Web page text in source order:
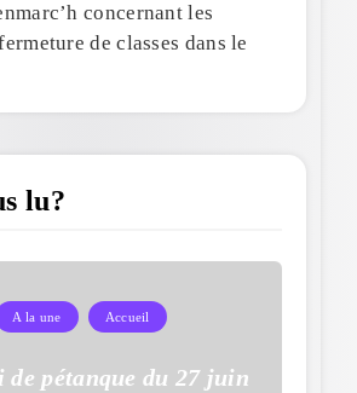
concernant les
de classes dans le
lu?
A la une Accueil
de pétanque du 27 juin